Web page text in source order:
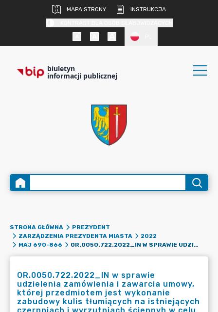
MAPA STRONY
INSTRUKCJA
biuletyn
informacji publicznej
STRONA GŁÓWNA
PREZYDENT
ZARZĄDZENIA PREZYDENTA MIASTA
2022
MAJ 690-866
OR.0050.722.2022_IN W SPRAWIE UDZIELENIA ZAMÓWIENIA I ZAWARCIA UMOWY, KTÓREJ PRZEDMIOTEM JEST WYKONANIE ZABUDOWY KULIS TŁUMIĄCYCH NA ISTNIEJĄCYCH CZERPNIACH I WYRZUTNIACH ŚCIENNYH W CELU WYGŁUSZENIA WENTYLATORÓW ZNAJDUJĄCYCH SIĘ NA BUDYNKU ZSP-6 W ŻORACH
OR.0050.722.2022_IN w sprawie
udzielenia zamówienia i zawarcia umowy,
której przedmiotem jest wykonanie
zabudowy kulis tłumiących na istniejących